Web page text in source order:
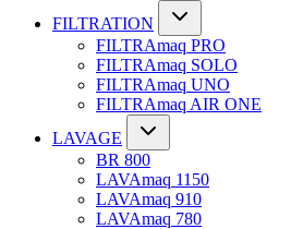
FILTRATION
FILTRAmaq PRO
FILTRAmaq SOLO
FILTRAmaq UNO
FILTRAmaq AIR ONE
LAVAGE
BR 800
LAVAmaq 1150
LAVAmaq 910
LAVAmaq 780